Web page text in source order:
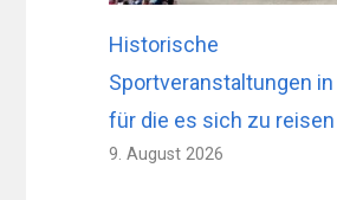
Historische
Sportveranstaltungen in
für die es sich zu
9. August 2026